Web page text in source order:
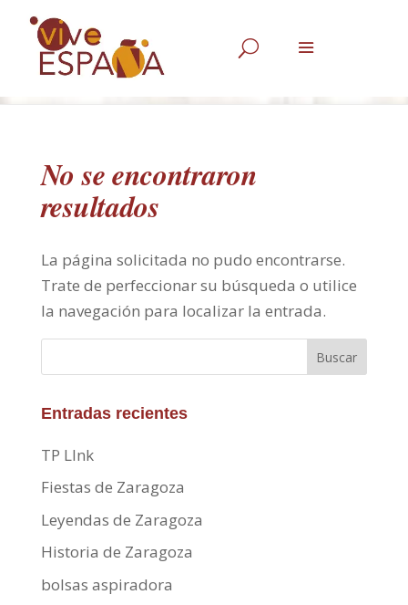
U
No se encontraron
resultados
La página solicitada no pudo encontrarse.
Trate de perfeccionar su búsqueda o utilice
la navegación para localizar la entrada.
Buscar
Entradas recientes
TP LInk
Fiestas de Zaragoza
Leyendas de Zaragoza
Historia de Zaragoza
bolsas aspiradora